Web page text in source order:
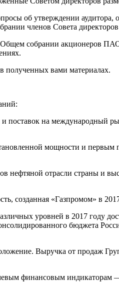
об утверждении
членов Совета
собрании акционеров
полученных вами материалах.
на международный
мощности и первым
отрасли страны и
созданная «Газпромом» в
уровней в 2017 году
бюджета
Выручка от продаж
финансовым